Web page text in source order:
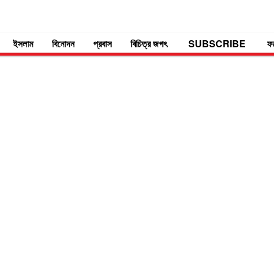
ইসলাম বিনোদন প্রবাস বিচিত্র জগৎ SUBSCRIBE